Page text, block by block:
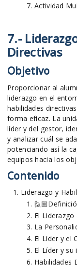
Actividad
7.-
Directivas
Objetivo
Proporcionar al
liderazgo en el
habilidades
forma eficaz. La
líder y del gestor,
y analizar cuál se
potenciando así la
equipos hacia los
Contenido
Liderazgo y
El
La
El Líder y el
El Líder y
Habilidades